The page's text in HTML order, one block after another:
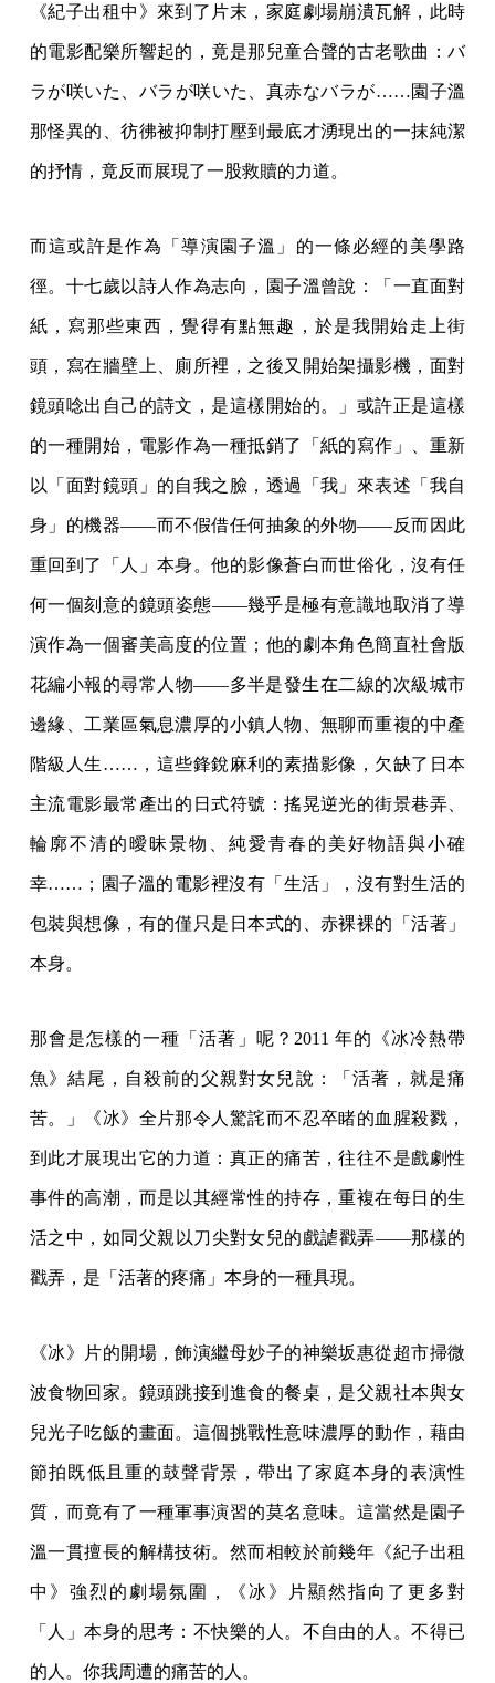
《紀子出租中》來到了片末，家庭劇場崩潰瓦解，此時
的電影配樂所響起的，竟是那兒童合聲的古老歌曲：バ
ラが咲いた、バラが咲いた、真赤なバラが……園子溫
那怪異的、彷彿被抑制打壓到最底才湧現出的一抹純潔
的抒情，竟反而展現了一股救贖的力道。
而這或許是作為「導演園子溫」的一條必經的美學路
徑。十七歲以詩人作為志向，園子溫曾說：「一直面對
紙，寫那些東西，覺得有點無趣，於是我開始走上街
頭，寫在牆壁上、廁所裡，之後又開始架攝影機，面對
鏡頭唸出自己的詩文，是這樣開始的。」或許正是這樣
的一種開始，電影作為一種抵銷了「紙的寫作」、重新
以「面對鏡頭」的自我之臉，透過「我」來表述「我自
身」的機器——而不假借任何抽象的外物——反而因此
重回到了「人」本身。他的影像蒼白而世俗化，沒有任
何一個刻意的鏡頭姿態——幾乎是極有意識地取消了導
演作為一個審美高度的位置；他的劇本角色簡直社會版
花編小報的尋常人物——多半是發生在二線的次級城市
邊緣、工業區氣息濃厚的小鎮人物、無聊而重複的中產
階級人生……，這些鋒銳麻利的素描影像，欠缺了日本
主流電影最常產出的日式符號：搖晃逆光的街景巷弄、
輪廓不清的曖昧景物、純愛青春的美好物語與小確
幸……；園子溫的電影裡沒有「生活」，沒有對生活的
包裝與想像，有的僅只是日本式的、赤裸裸的「活著」
本身。
那會是怎樣的一種「活著」呢？2011 年的《冰冷熱帶
魚》結尾，自殺前的父親對女兒說：「活著，就是痛
苦。」《冰》全片那令人驚詫而不忍卒睹的血腥殺戮，
到此才展現出它的力道：真正的痛苦，往往不是戲劇性
事件的高潮，而是以其經常性的持存，重複在每日的生
活之中，如同父親以刀尖對女兒的戲謔戳弄——那樣的
戳弄，是「活著的疼痛」本身的一種具現。
《冰》片的開場，飾演繼母妙子的神樂坂惠從超市掃微
波食物回家。鏡頭跳接到進食的餐桌，是父親社本與女
兒光子吃飯的畫面。這個挑戰性意味濃厚的動作，藉由
節拍既低且重的鼓聲背景，帶出了家庭本身的表演性
質，而竟有了一種軍事演習的莫名意味。這當然是園子
溫一貫擅長的解構技術。然而相較於前幾年《紀子出租
中》強烈的劇場氛圍，《冰》片顯然指向了更多對
「人」本身的思考：不快樂的人。不自由的人。不得已
的人。你我周遭的痛苦的人。